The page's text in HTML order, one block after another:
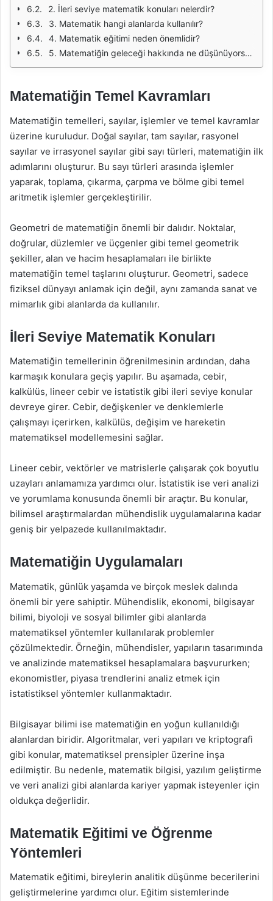
2. İleri seviye matematik konuları nelerdir?
3. Matematik hangi alanlarda kullanılır?
4. Matematik eğitimi neden önemlidir?
5. Matematiğin geleceği hakkında ne düşünüyorsunuz?
Matematiğin Temel Kavramları
Matematiğin temelleri, sayılar, işlemler ve temel kavramlar
üzerine kuruludur. Doğal sayılar, tam sayılar, rasyonel
sayılar ve irrasyonel sayılar gibi sayı türleri, matematiğin ilk
adımlarını oluşturur. Bu sayı türleri arasında işlemler
yaparak, toplama, çıkarma, çarpma ve bölme gibi temel
aritmetik işlemler gerçekleştirilir.
Geometri de matematiğin önemli bir dalıdır. Noktalar,
doğrular, düzlemler ve üçgenler gibi temel geometrik
şekiller, alan ve hacim hesaplamaları ile birlikte
matematiğin temel taşlarını oluşturur. Geometri, sadece
fiziksel dünyayı anlamak için değil, aynı zamanda sanat ve
mimarlık gibi alanlarda da kullanılır.
İleri Seviye Matematik Konuları
Matematiğin temellerinin öğrenilmesinin ardından, daha
karmaşık konulara geçiş yapılır. Bu aşamada, cebir,
kalkülüs, lineer cebir ve istatistik gibi ileri seviye konular
devreye girer. Cebir, değişkenler ve denklemlerle
çalışmayı içerirken, kalkülüs, değişim ve hareketin
matematiksel modellemesini sağlar.
Lineer cebir, vektörler ve matrislerle çalışarak çok boyutlu
uzayları anlamamıza yardımcı olur. İstatistik ise veri analizi
ve yorumlama konusunda önemli bir araçtır. Bu konular,
bilimsel araştırmalardan mühendislik uygulamalarına kadar
geniş bir yelpazede kullanılmaktadır.
Matematiğin Uygulamaları
Matematik, günlük yaşamda ve birçok meslek dalında
önemli bir yere sahiptir. Mühendislik, ekonomi, bilgisayar
bilimi, biyoloji ve sosyal bilimler gibi alanlarda
matematiksel yöntemler kullanılarak problemler
çözülmektedir. Örneğin, mühendisler, yapıların tasarımında
ve analizinde matematiksel hesaplamalara başvururken;
ekonomistler, piyasa trendlerini analiz etmek için
istatistiksel yöntemler kullanmaktadır.
Bilgisayar bilimi ise matematiğin en yoğun kullanıldığı
alanlardan biridir. Algoritmalar, veri yapıları ve kriptografi
gibi konular, matematiksel prensipler üzerine inşa
edilmiştir. Bu nedenle, matematik bilgisi, yazılım geliştirme
ve veri analizi gibi alanlarda kariyer yapmak isteyenler için
oldukça değerlidir.
Matematik Eğitimi ve Öğrenme
Yöntemleri
Matematik eğitimi, bireylerin analitik düşünme becerilerini
geliştirmelerine yardımcı olur. Eğitim sistemlerinde